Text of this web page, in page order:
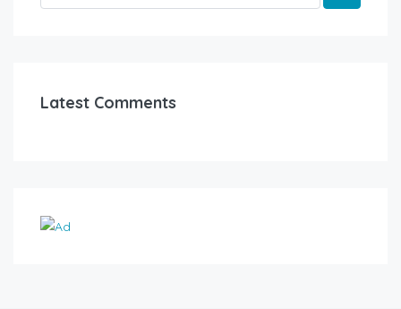
Latest Comments